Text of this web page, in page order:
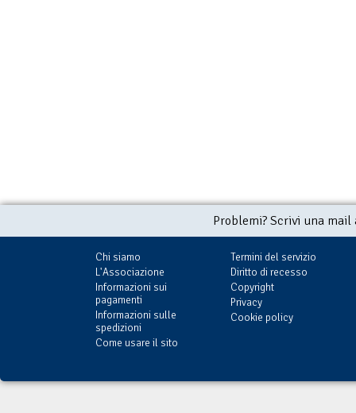
Problemi? Scrivi una
Chi siamo
L'Associazione
Informazioni sui
pagamenti
Informazioni sulle
spedizioni
Come usare il sito
Termini del servizio
Diritto di recesso
Copyright
Privacy
Cookie policy